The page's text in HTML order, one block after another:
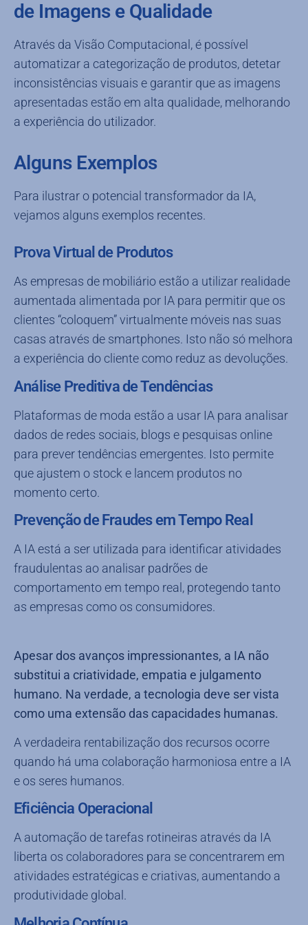
de Imagens e Qualidade
Através da Visão Computacional, é possível
automatizar a categorização de produtos, detetar
inconsistências visuais e garantir que as imagens
apresentadas estão em alta qualidade, melhorando
a experiência do utilizador.
Alguns Exemplos
Para ilustrar o potencial transformador da IA,
vejamos alguns exemplos recentes.
Prova Virtual de Produtos
As empresas de mobiliário estão a utilizar realidade
aumentada alimentada por IA para permitir que os
clientes “coloquem” virtualmente móveis nas suas
casas através de smartphones. Isto não só melhora
a experiência do cliente como reduz as devoluções.
Análise Preditiva de Tendências
Plataformas de moda estão a usar IA para analisar
dados de redes sociais, blogs e pesquisas online
para prever tendências emergentes. Isto permite
que ajustem o stock e lancem produtos no
momento certo.
Prevenção de Fraudes em Tempo Real
A IA está a ser utilizada para identificar atividades
fraudulentas ao analisar padrões de
comportamento em tempo real, protegendo tanto
as empresas como os consumidores.
Apesar dos avanços impressionantes, a IA não
substitui a criatividade, empatia e julgamento
humano. Na verdade, a tecnologia deve ser vista
como uma extensão das capacidades humanas.
A verdadeira rentabilização dos recursos ocorre
quando há uma colaboração harmoniosa entre a IA
e os seres humanos.
Eficiência Operacional
A automação de tarefas rotineiras através da IA
liberta os colaboradores para se concentrarem em
atividades estratégicas e criativas, aumentando a
produtividade global.